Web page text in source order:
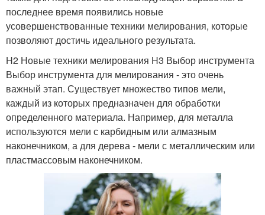
последнее время появились новые
усовершенствованные техники мелирования, которые
позволяют достичь идеального результата.
H2 Новые техники мелирования H3 Выбор инструмента
Выбор инструмента для мелирования - это очень
важный этап. Существует множество типов мели,
каждый из которых предназначен для обработки
определенного материала. Например, для металла
используются мели с карбидным или алмазным
наконечником, а для дерева - мели с металлическим или
пластмассовым наконечником.